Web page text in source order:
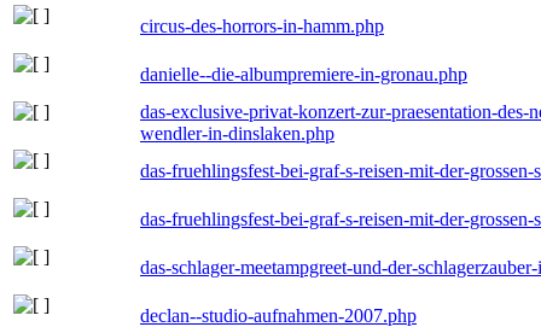
circus-des-horrors-in-hamm.php
danielle--die-albumpremiere-in-gronau.php
das-exclusive-privat-konzert-zur-praesentation-
wendler-in-dinslaken.php
das-fruehlingsfest-bei-graf-s-reisen-mit-der-
das-fruehlingsfest-bei-graf-s-reisen-mit-der-
das-schlager-meetampgreet-und-der-
declan--studio-aufnahmen-2007.php